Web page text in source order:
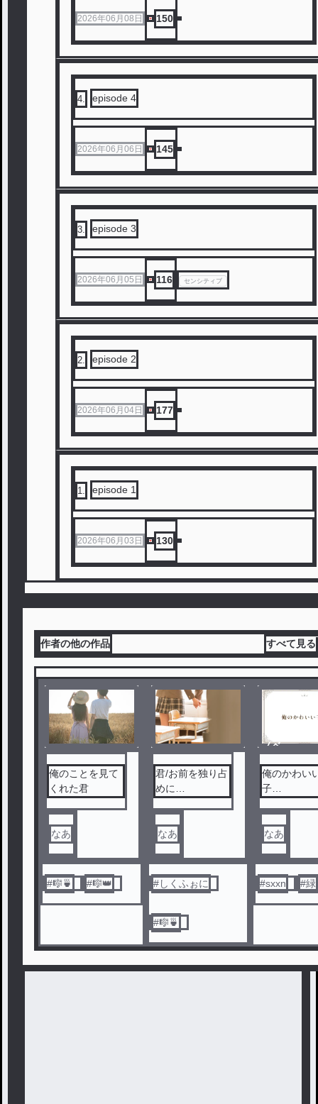
2026年06月08日 150
4 episode 4
2026年06月06日 145
3 episode 3
2026年06月05日 116 センシティブ
2 episode 2
2026年06月04日 177
1 episode 1
2026年06月03日 130
作者の他の作品 すべて見る
俺のことを見て
くれた君
なあ
#🎼🍵 #🎼👑
君/お前を独り占
めに…
なあ
#しくふぉに
#🎼🍵
ノベ
俺のかわい
子…
なあ
#sxxn #緑